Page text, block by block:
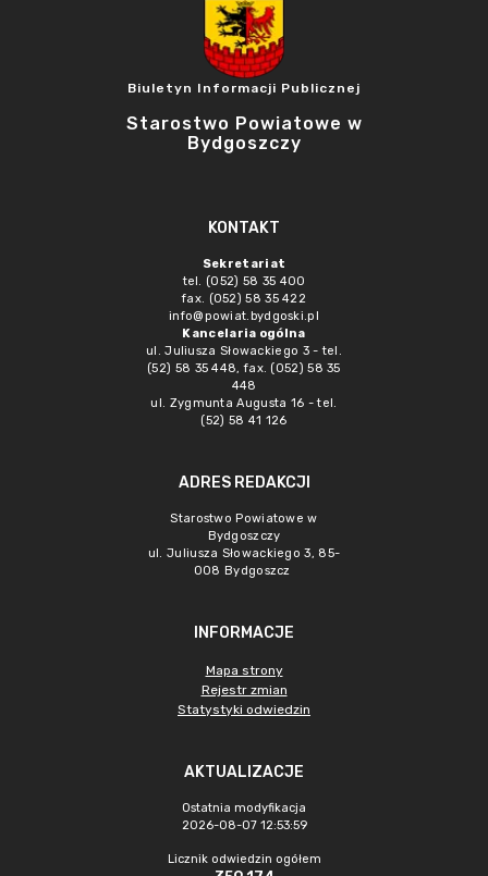
Biuletyn Informacji Publicznej
Starostwo Powiatowe w
Bydgoszczy
KONTAKT
Sekretariat
tel. (052) 58 35 400
fax. (052) 58 35 422
info@powiat.bydgoski.pl
Kancelaria ogólna
ul. Juliusza Słowackiego 3 - tel.
(52) 58 35 448, fax. (052) 58 35
448
ul. Zygmunta Augusta 16 - tel.
(52) 58 41 126
ADRES REDAKCJI
Starostwo Powiatowe w
Bydgoszczy
ul. Juliusza Słowackiego 3, 85-
008 Bydgoszcz
INFORMACJE
Mapa strony
Rejestr zmian
Statystyki odwiedzin
AKTUALIZACJE
Ostatnia modyfikacja
2026-08-07 12:53:59
Licznik odwiedzin ogółem